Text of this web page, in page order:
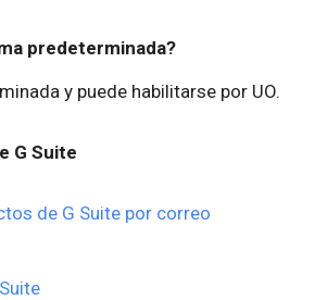
predeterminada?
y puede habilitarse por UO.
G Suite
de G Suite por correo